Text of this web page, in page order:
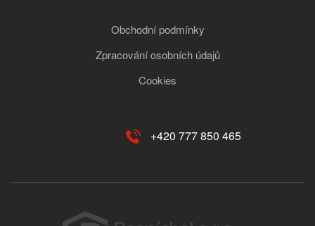
Obchodní podmínky
Zpracování osobních údajů
Cookies
+420 777 850 465